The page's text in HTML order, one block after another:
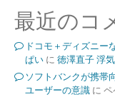
最近のコ
ドコモ＋ディズニ
ぱいに 徳澤直子 浮
ソフトバンクが携帯
ユーザーの意識に ペ